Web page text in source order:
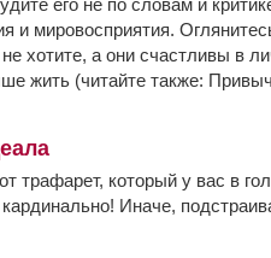
его не по словам и
и мировосприятия.
хотите, а они счастливы в
жить (читайте также:
трафарет, который у вас в
Иначе,